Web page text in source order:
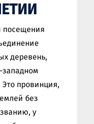
посещения
деревень,
Это провинция,
без
у